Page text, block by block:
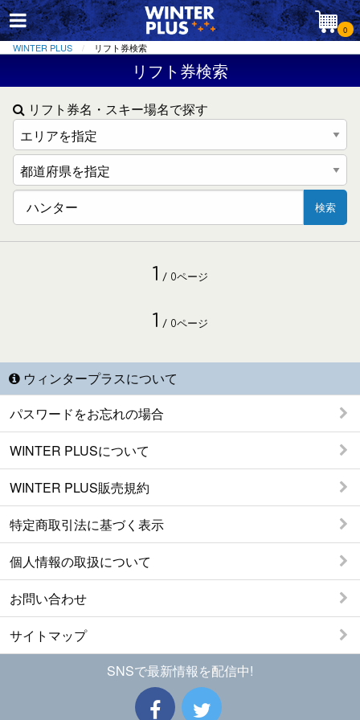
0
WINTER PLUS リフト券検索
リフト券検索
リフト券名・スキー場名で探す
検索
1 / 0ページ
1 / 0ページ
ウィンタープラスについて
パスワードをお忘れの場合
WINTER PLUSについて
WINTER PLUS販売規約
特定商取引法に基づく表示
個人情報の取扱について
お問い合わせ
サイトマップ
SNSで最新情報を配信中!